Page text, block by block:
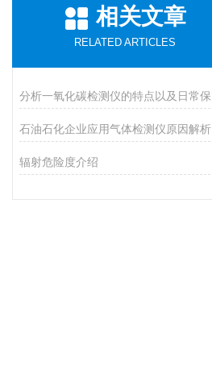
相关文章
RELATED ARTICLES
石油石化企业应用气体检测仪原因解析
辐射危险度介绍